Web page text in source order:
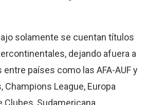
solamente se cuentan títulos
dejando afuera a
países como las AFA-AUF y
Champions League, Europa
Clubes, Sudamericana,